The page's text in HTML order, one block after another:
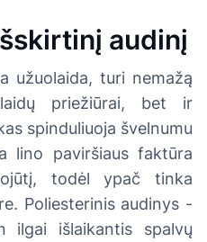
audinį
užuolaida, turi nemažą
priežiūrai, bet ir
spinduliuoja švelnumu
lino paviršiaus faktūra
todėl ypač tinka
Poliesterinis audinys -
ilgai išlaikantis spalvų